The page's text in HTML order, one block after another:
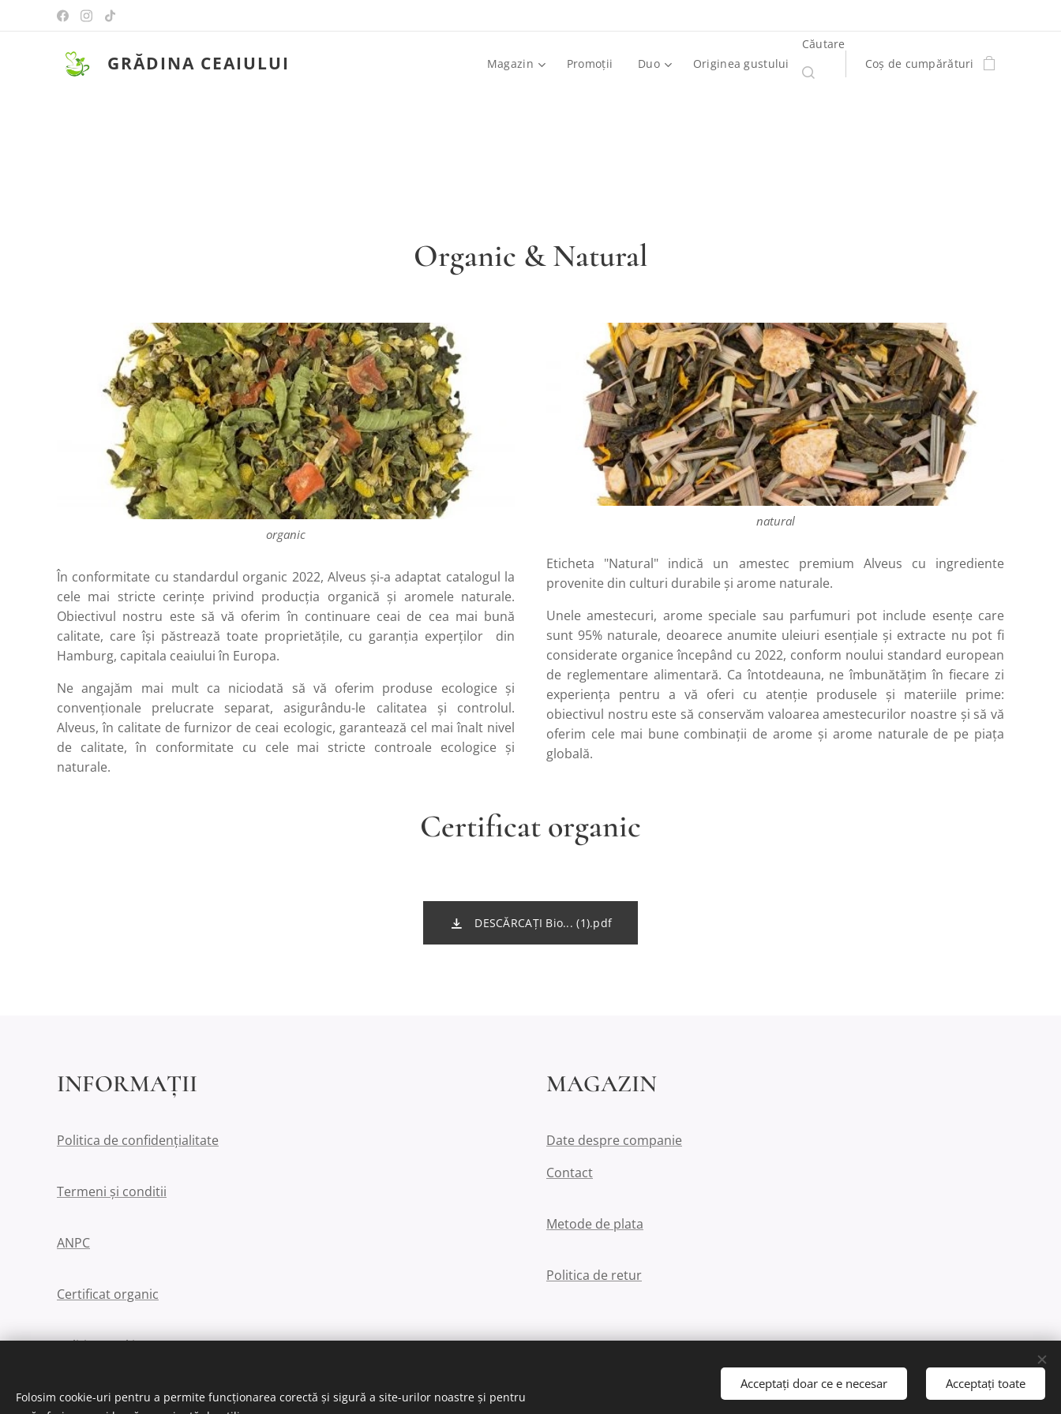
GRĂDINA CEAIULUI Magazin Promoții Duo Originea gustului
Căutare
Coș de cumpărături
Organic & Natural
organic
În conformitate cu standardul organic 2022, Alveus și-a adaptat catalogul la
cele mai stricte cerințe privind producția organică și aromele naturale.
Obiectivul nostru este să vă oferim în continuare ceai de cea mai bună
calitate, care își păstrează toate proprietățile, cu garanția experților din
Hamburg, capitala ceaiului în Europa.
Ne angajăm mai mult ca niciodată să vă oferim produse ecologice și
convenționale prelucrate separat, asigurându-le calitatea și controlul.
Alveus, în calitate de furnizor de ceai ecologic, garantează cel mai înalt nivel
de calitate, în conformitate cu cele mai stricte controale ecologice și
naturale.
natural
Eticheta "Natural" indică un amestec premium Alveus cu ingrediente
provenite din culturi durabile și arome naturale.
Unele amestecuri, arome speciale sau parfumuri pot include esențe care
sunt 95% naturale, deoarece anumite uleiuri esențiale și extracte nu pot fi
considerate organice începând cu 2022, conform noului standard european
de reglementare alimentară. Ca întotdeauna, ne îmbunătățim în fiecare zi
experiența pentru a vă oferi cu atenție produsele și materiile prime:
obiectivul nostru este să conservăm valoarea amestecurilor noastre și să vă
oferim cele mai bune combinații de arome și arome naturale de pe piața
globală.
Certificat organic
DESCĂRCAȚI Bio... (1).pdf
INFORMAȚII
Politica de confidențialitate
Termeni și conditii
ANPC
Certificat organic
Politica cookies
MAGAZIN
Date despre companie
Contact
Metode de plata
Politica de retur
Folosim cookie-uri pentru a permite funcționarea corectă și sigură a site-urilor noastre și pentru
Acceptați doar ce e necesar Acceptați toate